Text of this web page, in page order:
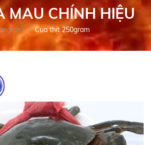
MAU CHÍNH HIỆU
chủ Cua thịt 250gram